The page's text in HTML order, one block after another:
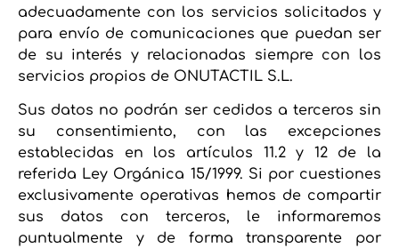
adecuadamente con los servicios solicitados y
para envío de comunicaciones que puedan ser
de su interés y relacionadas siempre con los
servicios propios de ONUTACTIL S.L.
Sus datos no podrán ser cedidos a terceros sin
su consentimiento, con las excepciones
establecidas en los artículos 11.2 y 12 de la
referida Ley Orgánica 15/1999. Si por cuestiones
exclusivamente operativas hemos de compartir
sus datos con terceros, le informaremos
puntualmente y de forma transparente por